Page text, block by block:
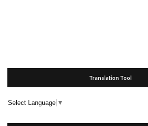
Translation Tool
Select Language ▼